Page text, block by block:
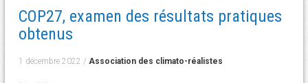
COP27, examen des résultats pratiques
obtenus
1 décembre 2022 / Association des climato-réalistes